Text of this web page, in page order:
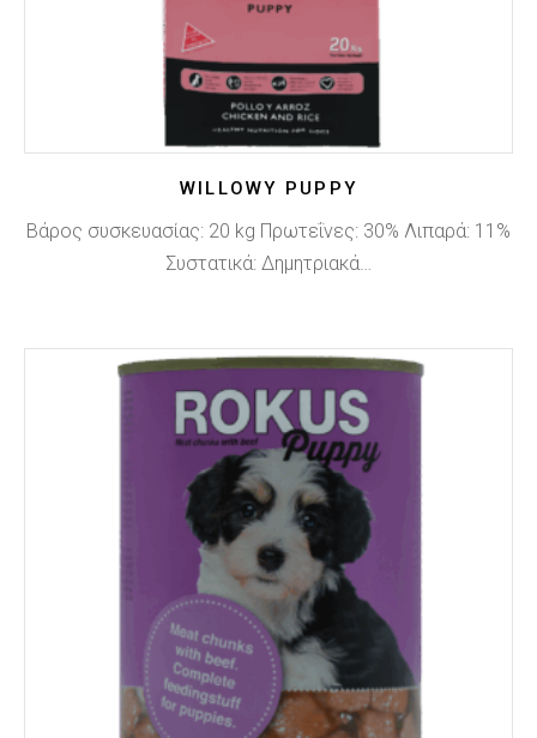
WILLOWY PUPPY
Βάρος συσκευασίας: 20 kg Πρωτεΐνες: 30% Λιπαρά: 11%
Συστατικά: Δημητριακά…